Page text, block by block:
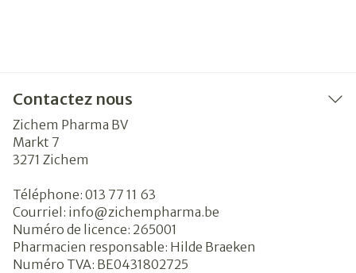
Contactez nous
Zichem Pharma BV
Markt 7
3271 Zichem
Téléphone: 013 77 11 63
Courriel: info@zichempharma.be
Numéro de licence: 265001
Pharmacien responsable: Hilde Braeken
Numéro TVA: BE0431802725